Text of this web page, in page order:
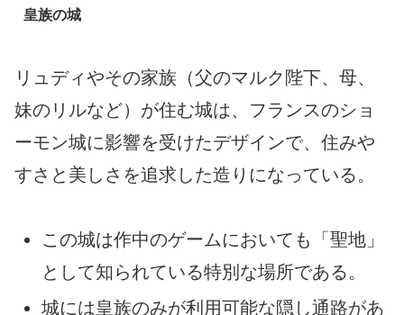
皇族の城
リュディやその家族（父のマルク陛下、母、
妹のリルなど）が住む城は、フランスのショ
ーモン城に影響を受けたデザインで、住みや
すさと美しさを追求した造りになっている。
この城は作中のゲームにおいても「聖地」
として知られている特別な場所である。
城には皇族のみが利用可能な隠し通路があ